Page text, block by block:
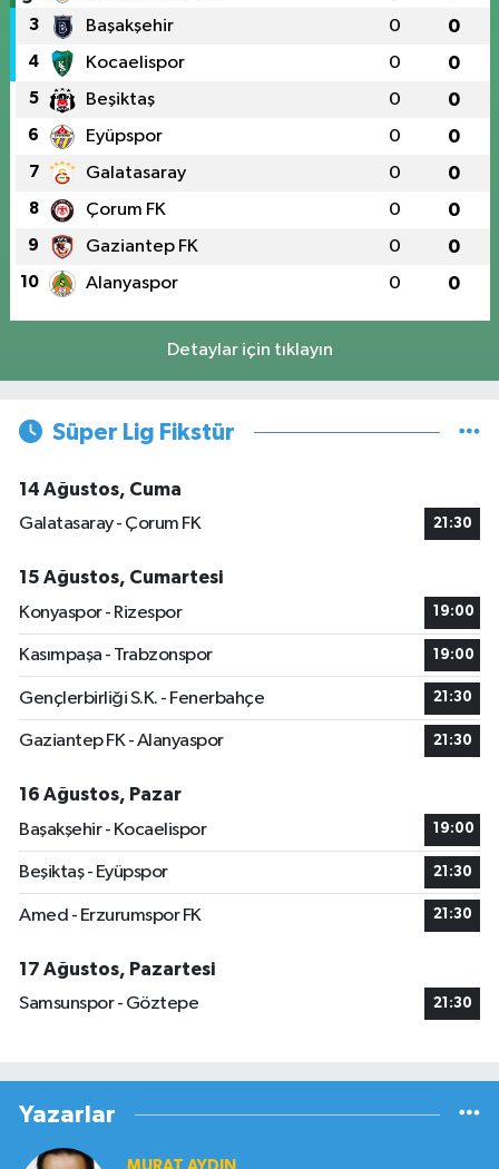
3 Başakşehir 0 0
4 Kocaelispor 0 0
5 Beşiktaş 0 0
6 Eyüpspor 0 0
7 Galatasaray 0 0
8 Çorum FK 0 0
9 Gaziantep FK 0 0
10 Alanyaspor 0 0
Detaylar için tıklayın
Süper Lig Fikstür
14 Ağustos, Cuma
Galatasaray - Çorum FK
21:30
15 Ağustos, Cumartesi
Konyaspor - Rizespor
19:00
Kasımpaşa - Trabzonspor 19:00
Gençlerbirliği S.K. - Fenerbahçe 21:30
Gaziantep FK - Alanyaspor 21:30
16 Ağustos, Pazar
Başakşehir - Kocaelispor
19:00
Beşiktaş - Eyüpspor 21:30
Amed - Erzurumspor FK 21:30
17 Ağustos, Pazartesi
Samsunspor - Göztepe
21:30
Yazarlar